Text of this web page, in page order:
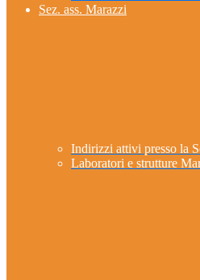
Sez. ass. Marazzi
Indirizzi attivi presso la
Laboratori e strutture